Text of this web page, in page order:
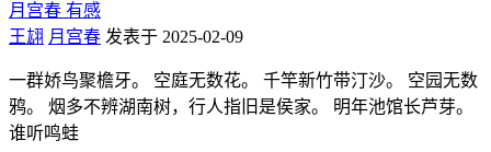
月宫春 有感
王翃 月宫春 发表于 2025-02-09
一群娇鸟聚檐牙。 空庭无数花。 千竿新竹带汀沙。 空园无数
鸦。 烟多不辨湖南树，行人指旧是侯家。 明年池馆长芦芽。
谁听鸣蛙